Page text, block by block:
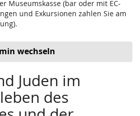
Museumskasse (bar oder mit EC-
und Exkursionen zahlen Sie am
wechseln
Juden im
des